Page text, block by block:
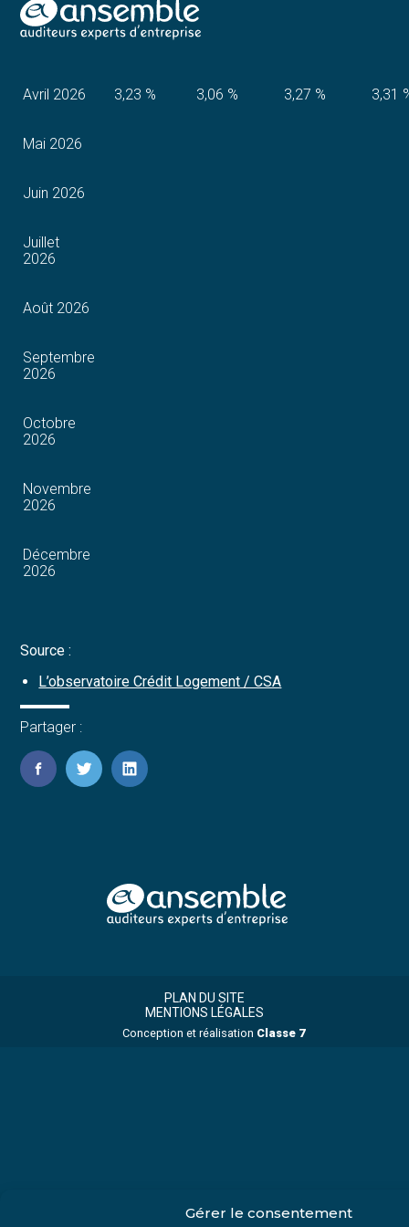
Gérer le consentement
Aller
au
Avril 2026 3,23 % 3,06 % 3,27 % 3,31
Mai 2026
Juin 2026
Juillet
2026
Août 2026
Septembre
2026
Octobre
2026
Novembre
2026
Décembre
2026
Source :
L’observatoire Crédit Logement / CSA
Partager :
FaceBook
TwitterLinkedIn
Principale
PLAN DU SITE
MENTIONS LÉGALES
Conception et réalisation Classe 7